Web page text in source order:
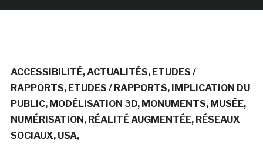
ACCESSIBILITÉ ACTUALITÉS ETUDES /
RAPPORTS ETUDES / RAPPORTS
IMPLICATION DU
PUBLIC MODÉLISATION 3D MONUMENTS MUSÉE
NUMÉRISATION
RÉALITÉ AUGMENTÉE RÉSEAUX
SOCIAUX USA